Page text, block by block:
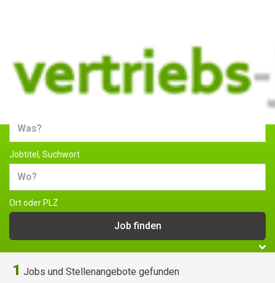
Jobs und Stellenangebote im
Vertrieb
Jobtitel, Suchwort
Ort oder PLZ
1 Jobs und Stellenangebote gefunden